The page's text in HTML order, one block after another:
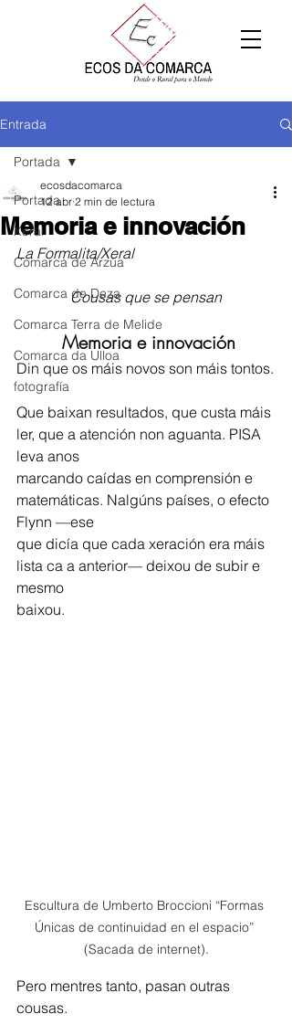
Entrada
Portada
Xeral
Comarca de Arzúa
Comarca de Deza
Comarca Terra de Melide
Comarca da Ulloa
fotografía
Portada
Memoria e innovación
ecosdacomarca
12 abr 2 min de lectura
La Formalita/Xeral
Cousas que se pensan
Memoria e innovación
Din que os máis novos son máis tontos.
Que baixan resultados, que custa máis
ler, que a atención non aguanta. PISA
leva anos
marcando caídas en comprensión e
matemáticas. Nalgúns países, o efecto
Flynn —ese
que dicía que cada xeración era máis
lista ca a anterior— deixou de subir e
mesmo
baixou.
Escultura de Umberto Broccioni “Formas
Únicas de continuidad en el espacio”
(Sacada de internet).
Pero mentres tanto, pasan outras
cousas.